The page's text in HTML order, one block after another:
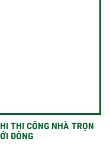
THI CÔNG NHÀ TRỌN
ĐÔNG